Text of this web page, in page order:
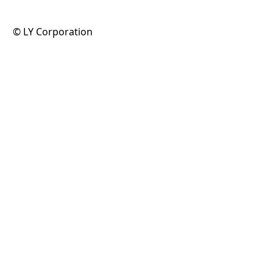
©️ LY Corporation